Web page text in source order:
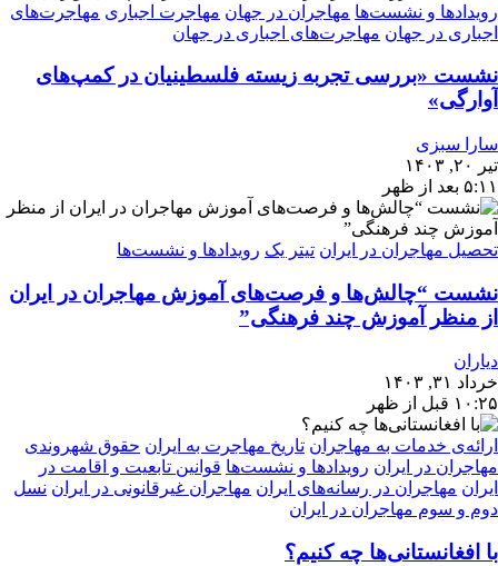
رویدادها و نشست‌ها مهاجران در جهان مهاجرت اجباری مهاجرت‌های
اجباری در جهان مهاجرت‌های اجباری در جهان
نشست «بررسی تجربه‌ زیسته فلسطینیان در کمپ‌های
آوارگی»
سارا سبزی
تیر ۲۰, ۱۴۰۳
۵:۱۱ بعد از ظهر
تحصیل مهاجران در ایران تیتر یک رویدادها و نشست‌ها
نشست “چالش‌ها و فرصت‌های آموزش مهاجران در ایران
از منظر آموزش چند فرهنگی”
دیاران
خرداد ۳۱, ۱۴۰۳
۱۰:۲۵ قبل از ظهر
ارائه‌ی خدمات به مهاجران تاریخ مهاجرت به ایران حقوق شهروندی
مهاجران در ایران رویدادها و نشست‌ها قوانین تابعیت و اقامت در
ایران مهاجران در رسانه‌های ایران مهاجران غیرقانونی در ایران نسل
دوم و سوم مهاجران در ایران
با افغانستانی‌ها چه کنیم؟